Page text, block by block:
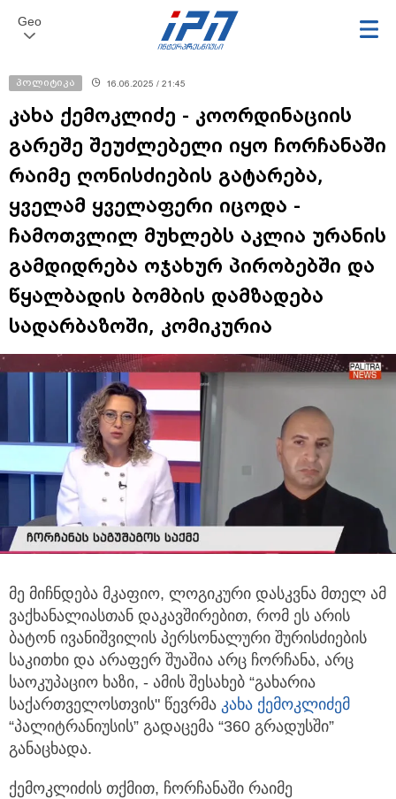
Geo
პოლიტიკა 16.06.2025 / 21:45
კახა ქემოკლიძე - კოორდინაციის
გარეშე შეუძლებელი იყო ჩორჩანაში
რაიმე ღონისძიების გატარება,
ყველამ ყველაფერი იცოდა -
ჩამოთვლილ მუხლებს აკლია ურანის
გამდიდრება ოჯახურ პირობებში და
წყალბადის ბომბის დამზადება
სადარბაზოში, კომიკურია
მე მიჩნდება მკაფიო, ლოგიკური დასკვნა მთელ ამ
ვაქხანალიასთან დაკავშირებით, რომ ეს არის
ბატონ ივანიშვილის პერსონალური შურისძიების
საკითხი და არაფერ შუაშია არც ჩორჩანა, არც
საოკუპაციო ხაზი, - ამის შესახებ “გახარია
საქართველოსთვის" წევრმა კახა ქემოკლიძემ
“პალიტრანიუსის” გადაცემა “360 გრადუსში”
განაცხადა.
ქემოკლიძის თქმით, ჩორჩანაში რაიმე